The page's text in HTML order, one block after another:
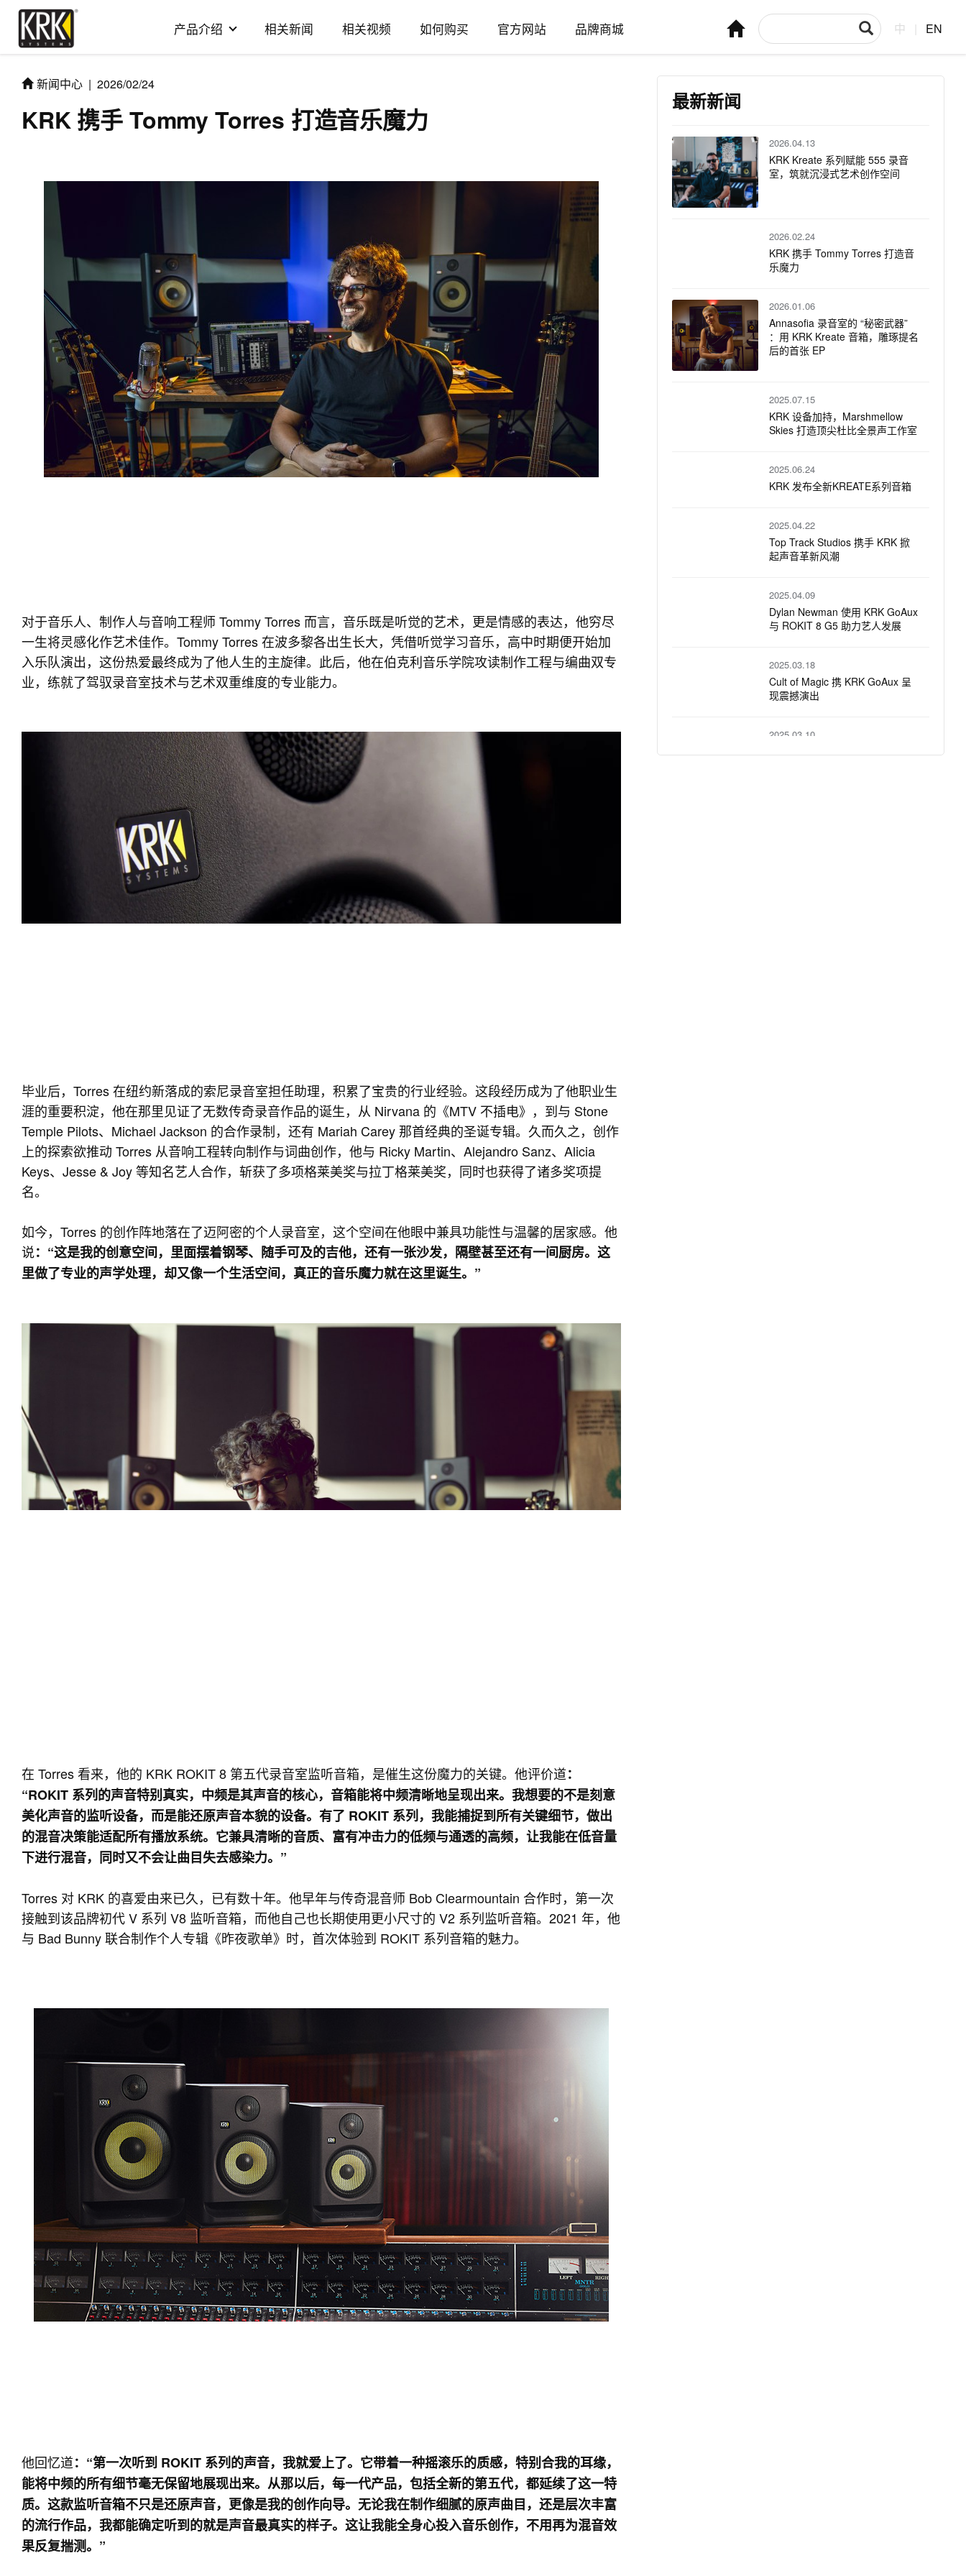
产品介绍 相关新闻 相关视频 如何购买 官方网站 品牌商城 中 EN
新闻中心 | 2026/02/24
KRK 携手 Tommy Torres 打造音乐魔力
对于音乐人、制作人与音响工程师 Tommy Torres 而言，音乐既是听觉的艺术，更是情感的表达，他穷尽
一生将灵感化作艺术佳作。Tommy Torres 在波多黎各出生长大，凭借听觉学习音乐，高中时期便开始加
入乐队演出，这份热爱最终成为了他人生的主旋律。此后，他在伯克利音乐学院攻读制作工程与编曲双专
业，练就了驾驭录音室技术与艺术双重维度的专业能力。
毕业后，Torres 在纽约新落成的索尼录音室担任助理，积累了宝贵的行业经验。这段经历成为了他职业生
涯的重要积淀，他在那里见证了无数传奇录音作品的诞生，从 Nirvana 的《MTV 不插电》，到与 Stone
Temple Pilots、Michael Jackson 的合作录制，还有 Mariah Carey 那首经典的圣诞专辑。久而久之，创作
上的探索欲推动 Torres 从音响工程转向制作与词曲创作，他与 Ricky Martin、Alejandro Sanz、Alicia
Keys、Jesse & Joy 等知名艺人合作，斩获了多项格莱美奖与拉丁格莱美奖，同时也获得了诸多奖项提
名。
如今，Torres 的创作阵地落在了迈阿密的个人录音室，这个空间在他眼中兼具功能性与温馨的居家感。他
说：“这是我的创意空间，里面摆着钢琴、随手可及的吉他，还有一张沙发，隔壁甚至还有一间厨房。这
里做了专业的声学处理，却又像一个生活空间，真正的音乐魔力就在这里诞生。”
在 Torres 看来，他的 KRK ROKIT 8 第五代录音室监听音箱，是催生这份魔力的关键。他评价道：
“ROKIT 系列的声音特别真实，中频是其声音的核心，音箱能将中频清晰地呈现出来。我想要的不是刻意
美化声音的监听设备，而是能还原声音本貌的设备。有了 ROKIT 系列，我能捕捉到所有关键细节，做出
的混音决策能适配所有播放系统。它兼具清晰的音质、富有冲击力的低频与通透的高频，让我能在低音量
下进行混音，同时又不会让曲目失去感染力。”
Torres 对 KRK 的喜爱由来已久，已有数十年。他早年与传奇混音师 Bob Clearmountain 合作时，第一次
接触到该品牌初代 V 系列 V8 监听音箱，而他自己也长期使用更小尺寸的 V2 系列监听音箱。2021 年，他
与 Bad Bunny 联合制作个人专辑《昨夜歌单》时，首次体验到 ROKIT 系列音箱的魅力。
他回忆道：“第一次听到 ROKIT 系列的声音，我就爱上了。它带着一种摇滚乐的质感，特别合我的耳缘，
能将中频的所有细节毫无保留地展现出来。从那以后，每一代产品，包括全新的第五代，都延续了这一特
质。这款监听音箱不只是还原声音，更像是我的创作向导。无论我在制作细腻的原声曲目，还是层次丰富
的流行作品，我都能确定听到的就是声音最真实的样子。这让我能全身心投入音乐创作，不用再为混音效
果反复揣测。”
最新新闻
2026.04.13
KRK Kreate 系列赋能 555 录音
室，筑就沉浸式艺术创作空间
2026.02.24
KRK 携手 Tommy Torres 打造音
乐魔力
2026.01.06
Annasofia 录音室的 “秘密武器”
：用 KRK Kreate 音箱，雕琢提名
2025.07.15
KRK 设备加持，Marshmellow
2025.06.24
2025.04.22
Top Track Studios 携手 KRK 掀
2025.04.09
Dylan Newman 使用 KRK GoAux
2025.03.18
Cult of Magic 携 KRK GoAux 呈
2025.03.10